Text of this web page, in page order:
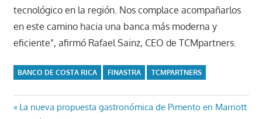
tecnológico en la región. Nos complace acompañarlos
en este camino hacia una banca más moderna y
eficiente”, afirmó Rafael Sainz, CEO de TCMpartners.
BANCO DE COSTA RICA FINASTRA TCMPARTNERS
Navegación
Entrada
La nueva propuesta gastronómica de Pimento en Marriott